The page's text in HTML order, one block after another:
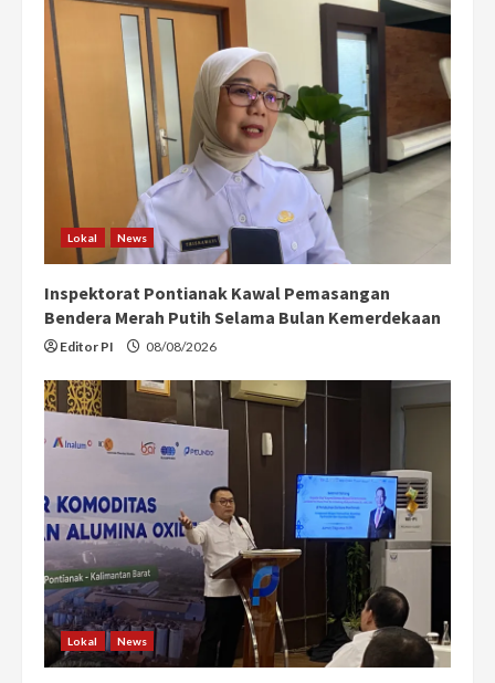
Lokal News
Inspektorat Pontianak Kawal Pemasangan
Bendera Merah Putih Selama Bulan Kemerdekaan
Editor PI 08/08/2026
Lokal News